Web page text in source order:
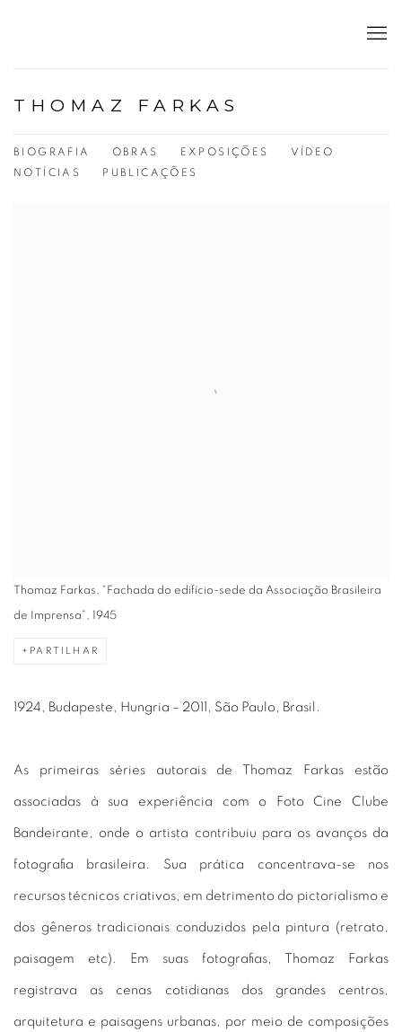
THOMAZ FARKAS
BIOGRAFIA OBRAS EXPOSIÇÕES
VÍDEO
NOTÍCIAS
PUBLICAÇÕES
Thomaz Farkas, “Fachada do edifício-sede da Associação Brasileira
de Imprensa”, 1945
PARTILHAR
1924, Budapeste, Hungria – 2011, São Paulo, Brasil.
As primeiras séries autorais de Thomaz Farkas estão
associadas à sua experiência com o Foto Cine Clube
Bandeirante, onde o artista contribuiu para os avanços da
fotografia brasileira. Sua prática concentrava-se nos
recursos técnicos criativos, em detrimento do pictorialismo e
dos gêneros tradicionais conduzidos pela pintura (retrato,
paisagem etc). Em suas fotografias, Thomaz Farkas
registrava as cenas cotidianas dos grandes centros,
arquitetura e paisagens urbanas, por meio de composições